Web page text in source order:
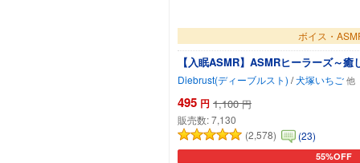
ボイス・
【入眠ASMR】ASMRヒーラーズ～
Diebrust(ディーブルスト) /犬塚いちご
495 円 1,100 円
販売数:7,130
(2,578)
(23)
55%OFF